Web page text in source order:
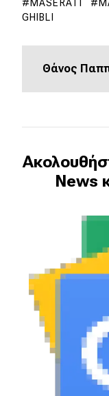
eDRIVE
MASERATI
GHIBLI
Θάνος
News